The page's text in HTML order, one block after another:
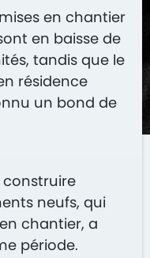
en chantier
en baisse de
tandis que le
résidence
un bond de
construire
neufs, qui
chantier, a
période.